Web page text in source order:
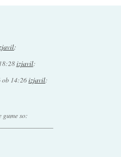
:
izjavil:
ob 14:26izjavil:
gume so: